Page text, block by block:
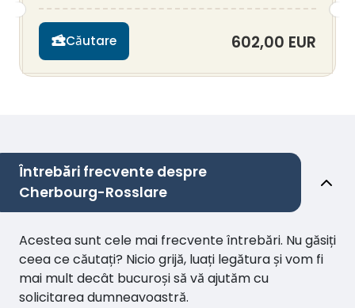
Căutare 602,00 EUR
Întrebări frecvente despre
Cherbourg-Rosslare
Acestea sunt cele mai frecvente întrebări. Nu găsiți
ceea ce căutați? Nicio grijă, luați legătura și vom fi
mai mult decât bucuroși să vă ajutăm cu
solicitarea dumneavoastră.